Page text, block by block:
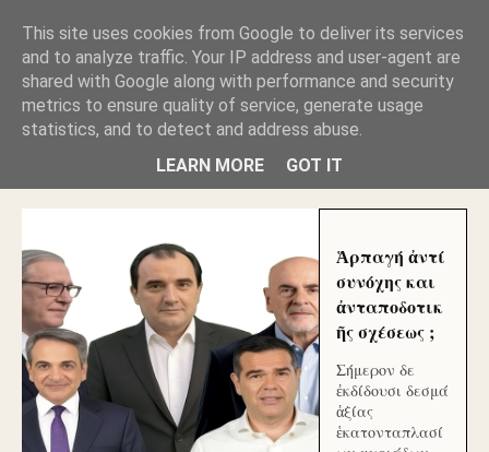
ΑΥΤΟΧΘΟΝΕΣ ΜΟΥ ΕΚΛΕΙΣΑΝ ΤΑ ΣΟΣΙΑΛ ΚΑΙ
ΦΙΜΩΣΑΝ ΤΟ SITE. ΟΙ ΧΙΛΙΑΔΕΣ ΜΙΚΡΟΕΠΕΝΔΥΤΕΣ
ΕΠΕΝΔΥΣΑΤΕ ΓΙΑ ΛΕΗΛΑΣΙΑ ΚΑΙ ΕΓΚΛΗΜΑ ?
ΓΛΥΦΑΔΑ WEB |ΟΙ ΜΕΓΑΛΟΙ ΚΛΕΠΤΑΙ ΑΠΟ ΤΟ
ΜΙΚΡΟΝ ΑΠΑΓΟΥΣΙ
Ἁρπαγή ἀντί
συνόχης και
ἀνταποδοτικ
ῆς σχέσεως ;
Σήμερον δε
ἐκδίδουσι δεσμά
ἀξίας
ἑκατονταπλασί
This site uses cookies from Google to deliver its services
and to analyze traffic. Your IP address and user-agent are
shared with Google along with performance and security
metrics to ensure quality of service, generate usage
statistics, and to detect and address abuse.
LEARN MORE
GOT IT